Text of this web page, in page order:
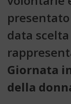
data
Giornata
della